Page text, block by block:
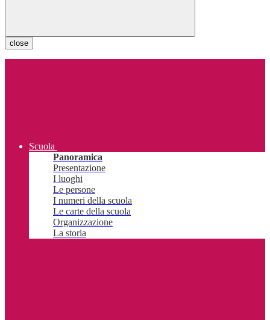
close
Scuola
Panoramica
Presentazione
I luoghi
Le persone
I numeri della scuola
Le carte della scuola
Organizzazione
La storia